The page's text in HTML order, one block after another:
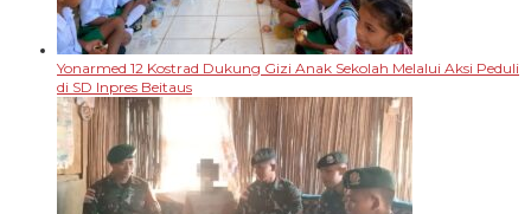
Yonarmed 12 Kostrad Dukung Gizi Anak Sekolah Melalui Aksi Peduli
di SD Inpres Beitaus